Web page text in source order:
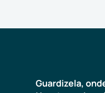
Guardizela,